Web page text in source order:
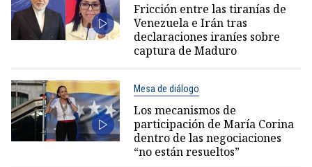
Fricción entre las tiranías de
Venezuela e Irán tras
declaraciones iraníes sobre
captura de Maduro
Mesa de diálogo
Los mecanismos de
participación de María Corina
dentro de las negociaciones
“no están resueltos”